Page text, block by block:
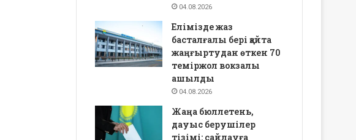
04.08.2026
Елімізде жаз
басталғалы бері қайта
жаңғыртудан өткен 70
теміржол вокзалы
ашылды
04.08.2026
Жаңа бюллетень,
дауыс берушілер
тізімі: сайлауға